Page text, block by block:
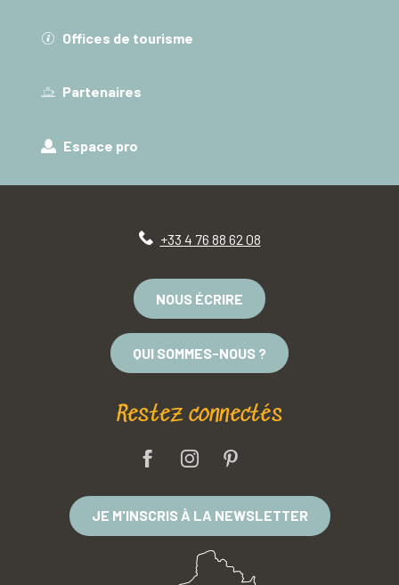
Offices de tourisme
Partenaires
Espace pro
+33 4 76 88 62 08
NOUS ÉCRIRE
QUI SOMMES-NOUS ?
Restez connectés
JE M'INSCRIS À LA NEWSLETTER